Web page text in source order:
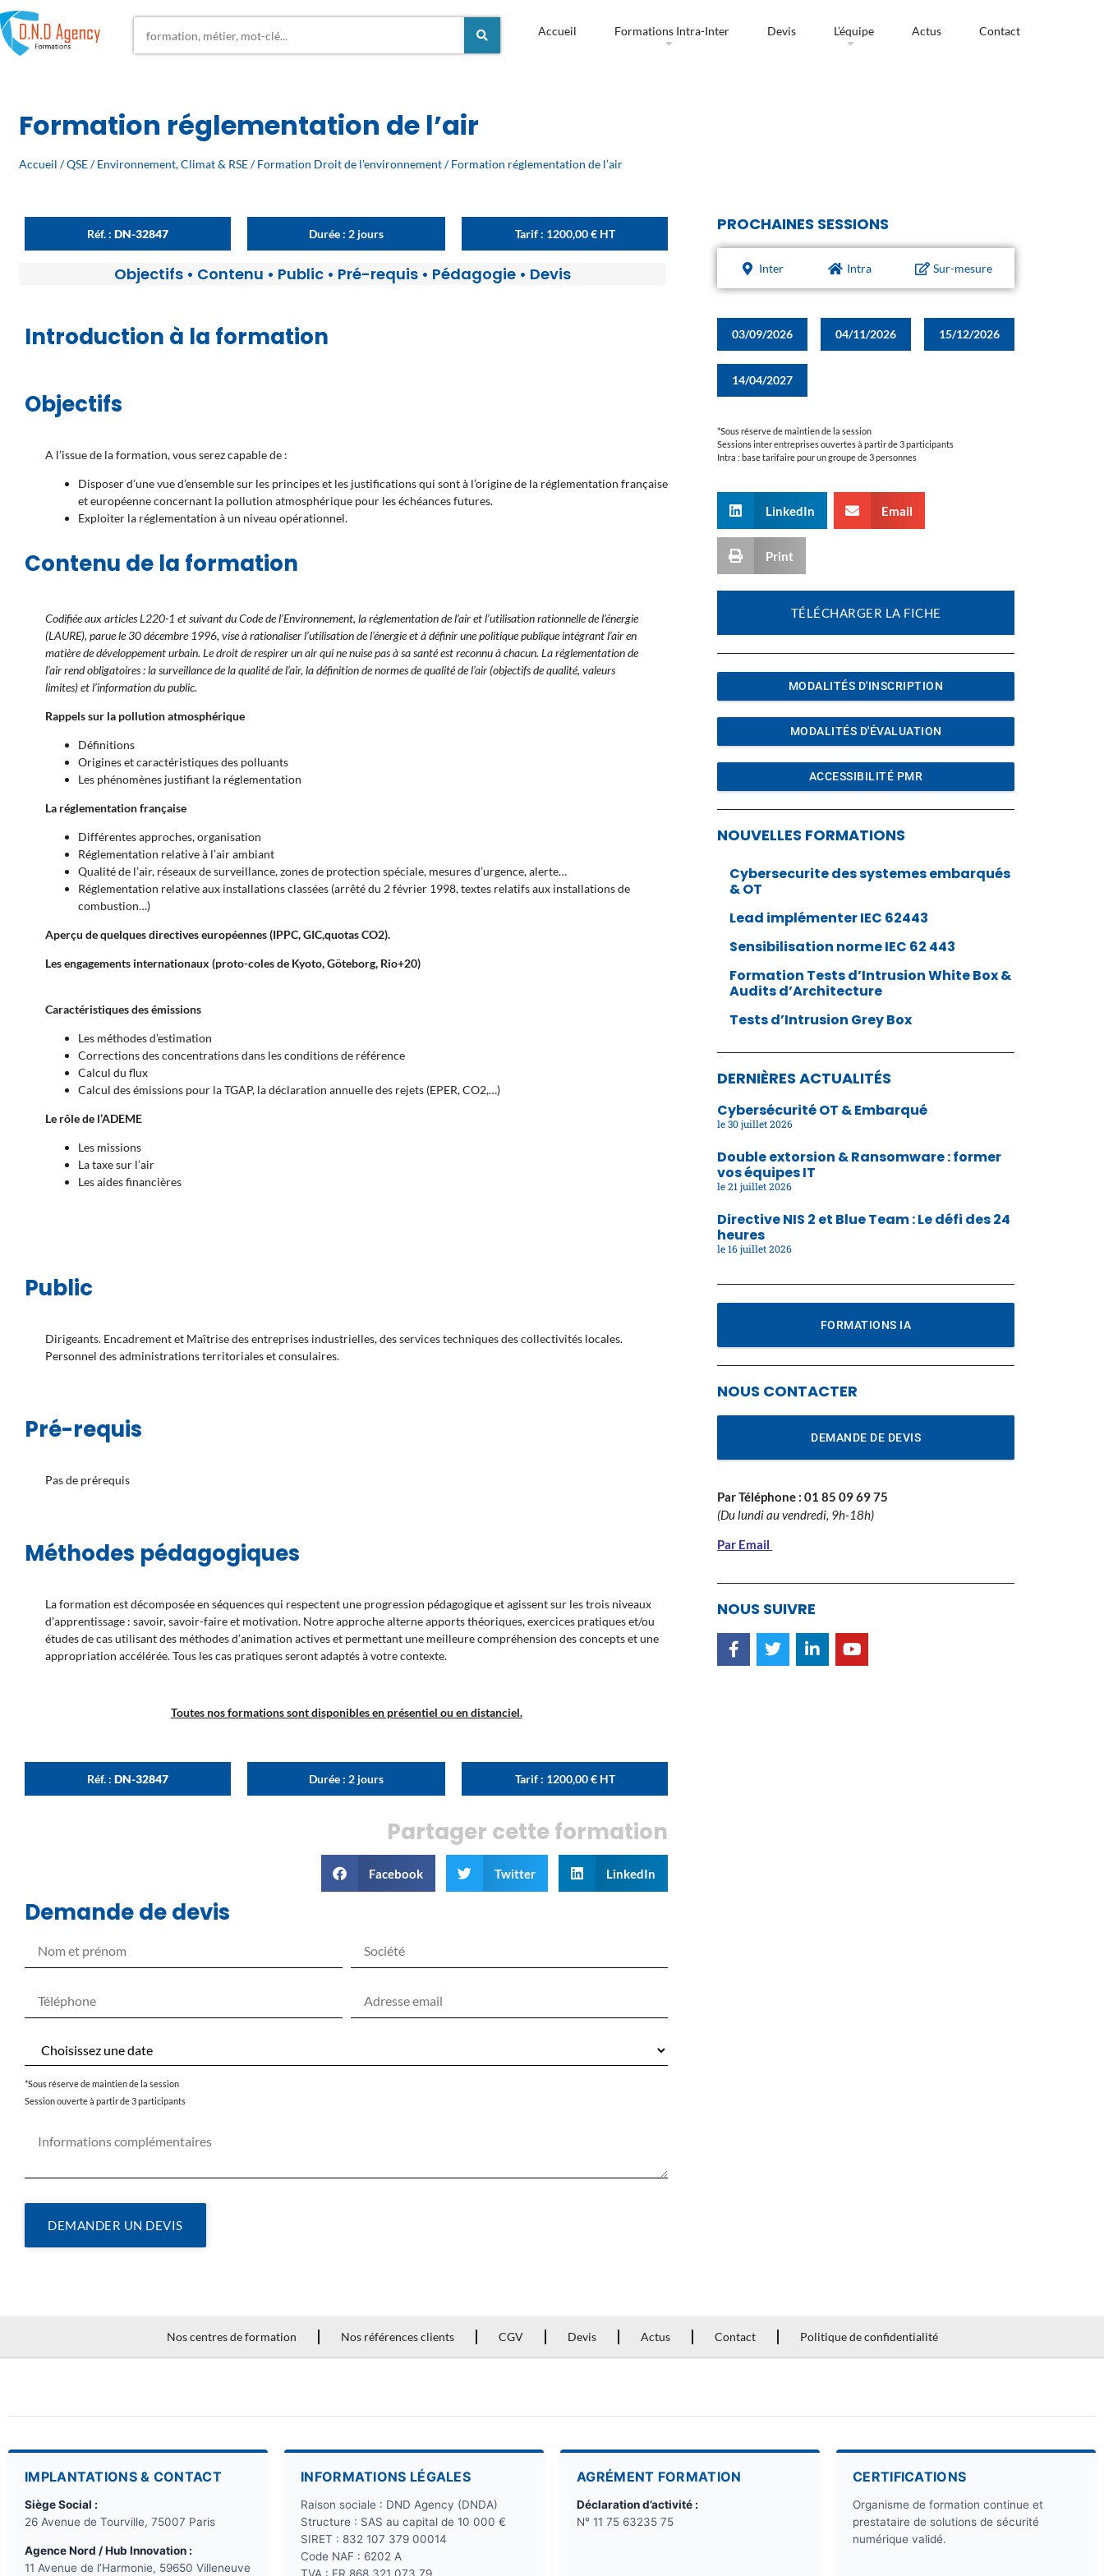
Accueil Formations Intra-Inter Devis L’équipe Actus Contact
Formation réglementation de l’air
Accueil /QSE/Environnement, Climat & RSE/Formation Droit de l'environnement/ Formation réglementation de l’air
Réf. :DN-32847 Durée : 2 jours Tarif : 1200,00€HT
Objectifs• Contenu • Public• Pré-requis• Pédagogie• Devis
Introduction à la formation
Objectifs
A l’issue de la formation, vous serez capable de :
Disposer d’une vue d’ensemble sur les principes et les justifications qui sont à l’origine de la réglementation française
et européenne concernant la pollution atmosphérique pour les échéances futures.
Exploiter la réglementation à un niveau opérationnel.
Contenu de la formation
Codifiée aux articles L220-1 et suivant du Code de l’Environnement, la réglementation de l’air et l’utilisation rationnelle de l’énergie
(LAURE), parue le 30 décembre 1996, vise à rationaliser l’utilisation de l’énergie et à définir une politique publique intégrant l’air en
matière de développement urbain. Le droit de respirer un air qui ne nuise pas à sa santé est reconnu à chacun. La réglementation de
l’air rend obligatoires : la surveillance de la qualité de l’air, la définition de normes de qualité de l’air (objectifs de qualité, valeurs
limites) et l’information du public.
Rappels sur la pollution atmosphérique
Définitions
Origines et caractéristiques des polluants
Les phénomènes justifiant la réglementation
La réglementation française
Différentes approches, organisation
Réglementation relative à l’air ambiant
Qualité de l’air, réseaux de surveillance, zones de protection spéciale, mesures d’urgence, alerte…
Réglementation relative aux installations classées (arrêté du 2 février 1998, textes relatifs aux installations de
combustion…)
Aperçu de quelques directives européennes (IPPC, GIC,quotas CO2).
Les engagements internationaux (proto-coles de Kyoto, Göteborg, Rio+20)
Caractéristiques des émissions
Les méthodes d’estimation
Corrections des concentrations dans les conditions de référence
Calcul du flux
Calcul des émissions pour la TGAP, la déclaration annuelle des rejets (EPER, CO2,…)
Le rôle de l’ADEME
Les missions
La taxe sur l’air
Les aides financières
Public
Dirigeants. Encadrement et Maîtrise des entreprises industrielles, des services techniques des collectivités locales.
Personnel des administrations territoriales et consulaires.
Pré-requis
Pas de prérequis
Méthodes pédagogiques
La formation est décomposée en séquences qui respectent une progression pédagogique et agissent sur les trois niveaux
d’apprentissage : savoir, savoir-faire et motivation. Notre approche alterne apports théoriques, exercices pratiques et/ou
études de cas utilisant des méthodes d’animation actives et permettant une meilleure compréhension des concepts et une
appropriation accélérée. Tous les cas pratiques seront adaptés à votre contexte.
Toutes nos formations sont disponibles en présentiel ou en distanciel.
Réf. :DN-32847 Durée : 2 jours Tarif : 1200,00€HT
Partager cette formation
Facebook Twitter LinkedIn
Demande de devis
*Sous réserve de maintien de la session
Session ouverte à partir de 3 participants
DEMANDER UN DEVIS
PROCHAINES SESSIONS
Inter Intra Sur-mesure
03/09/2026 04/11/2026 15/12/2026
14/04/2027
*Sous réserve de maintien de la session
Sessions inter entreprises ouvertes à partir de 3 participants
Intra : base tarifaire pour un groupe de 3 personnes
LinkedIn Email
Print
TÉLÉCHARGER LA FICHE
MODALITÉS D'INSCRIPTION
MODALITÉS D'ÉVALUATION
ACCESSIBILITÉ PMR
NOUVELLES FORMATIONS
Cybersecurite des systemes embarqués
& OT
Lead implémenter IEC 62443
Sensibilisation norme IEC 62 443
Formation Tests d’Intrusion White Box &
Audits d’Architecture
Tests d’Intrusion Grey Box
DERNIÈRES ACTUALITÉS
Cybersécurité OT & Embarqué
30 juillet 2026
Double extorsion & Ransomware : former
vos équipes IT
21 juillet 2026
Directive NIS 2 et Blue Team : Le défi des 24
heures
16 juillet 2026
FORMATIONS IA
NOUS CONTACTER
DEMANDE DE DEVIS
Par Téléphone : 01 85 09 69 75
(Du lundi au vendredi, 9h-18h)
Par Email
NOUS SUIVRE
Nos centres de formation Nos références clients CGV Devis Actus Contact Politique de confidentialité
IMPLANTATIONS & CONTACT
Siège Social :
26 Avenue de Tourville, 75007 Paris
Agence Nord / Hub Innovation :
11 Avenue de l’Harmonie, 59650 Villeneuve
INFORMATIONS LÉGALES
Raison sociale : DND Agency (DNDA)
Structure : SAS au capital de 10 000 €
SIRET : 832 107 379 00014
Code NAF : 6202 A
AGRÉMENT FORMATION
Déclaration d’activité :
N° 11 75 63235 75
CERTIFICATIONS
Organisme de formation continue et
prestataire de solutions de sécurité
numérique validé.